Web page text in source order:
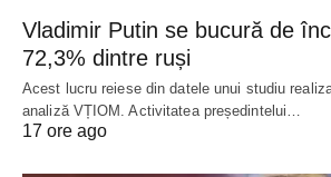
Vladimir Putin se bucură de
72,3% dintre ruși
Acest lucru reiese din datele unui studiu
analiză VȚIOM. Activitatea președintelui…
17 ore ago